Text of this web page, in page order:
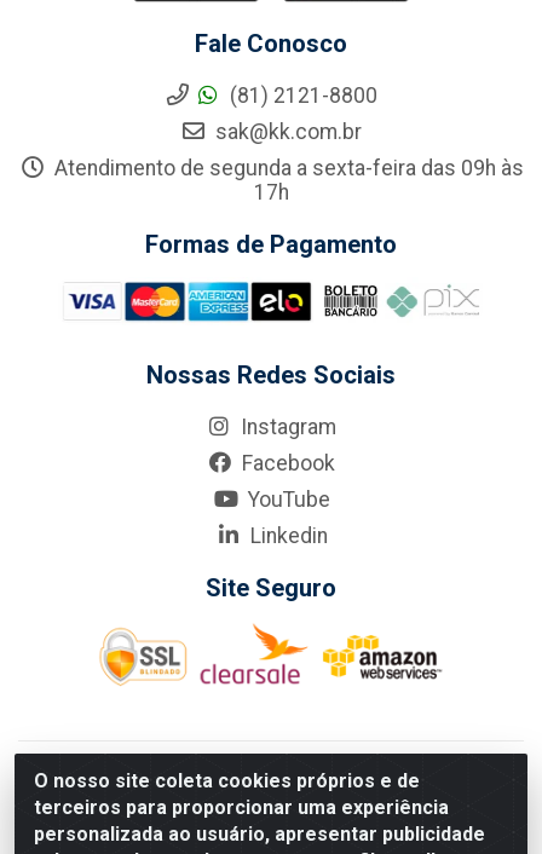
O nosso site coleta cookies próprios e de
terceiros para proporcionar uma experiência
personalizada ao usuário, apresentar publicidade
Fale Conosco
(81) 2121-8800
sak@kk.com.br
Atendimento de segunda a sexta-feira das 09h às
17h
Formas de Pagamento
Nossas Redes Sociais
Instagram
Facebook
YouTube
Linkedin
Site Seguro
KarneKeijo Logistica Integrada LTDA - Rod. Br-101 Sul, nº3700
- Barro, Recife/PE, 50900-400 CNPJ: 24.150.377/0001-95
Estados atendidos pela KarneKeijo: PE, PB e RN.